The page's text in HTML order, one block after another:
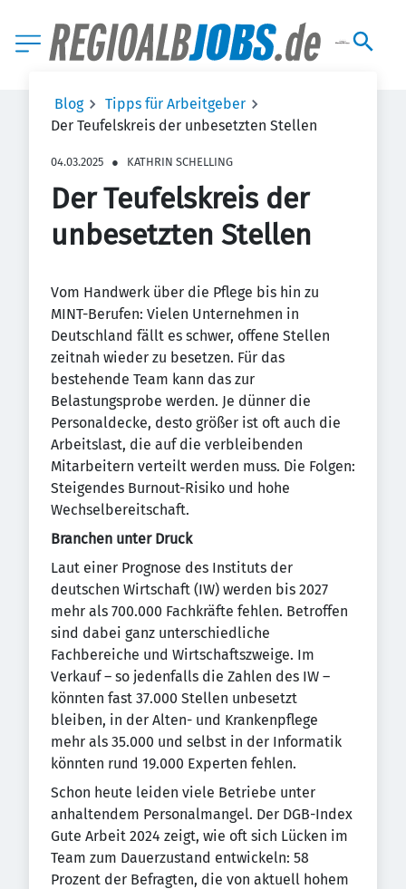
Blog
Tipps für Arbeitgeber
Der Teufelskreis der unbesetzten Stellen
04.03.2025 ● KATHRIN SCHELLING
Der Teufelskreis der
unbesetzten Stellen
Vom Handwerk über die Pflege bis hin zu
MINT-Berufen: Vielen Unternehmen in
Deutschland fällt es schwer, offene Stellen
zeitnah wieder zu besetzen. Für das
bestehende Team kann das zur
Belastungsprobe werden. Je dünner die
Personaldecke, desto größer ist oft auch die
Arbeitslast, die auf die verbleibenden
Mitarbeitern verteilt werden muss. Die Folgen:
Steigendes Burnout-Risiko und hohe
Wechselbereitschaft.
Branchen unter Druck
Laut einer Prognose des Instituts der
deutschen Wirtschaft (IW) werden bis 2027
mehr als 700.000 Fachkräfte fehlen. Betroffen
sind dabei ganz unterschiedliche
Fachbereiche und Wirtschaftszweige. Im
Verkauf – so jedenfalls die Zahlen des IW –
könnten fast 37.000 Stellen unbesetzt
bleiben, in der Alten- und Krankenpflege
mehr als 35.000 und selbst in der Informatik
könnten rund 19.000 Experten fehlen.
Schon heute leiden viele Betriebe unter
anhaltendem Personalmangel. Der DGB-Index
Gute Arbeit 2024 zeigt, wie oft sich Lücken im
Team zum Dauerzustand entwickeln: 58
Prozent der Befragten, die von aktuell hohem